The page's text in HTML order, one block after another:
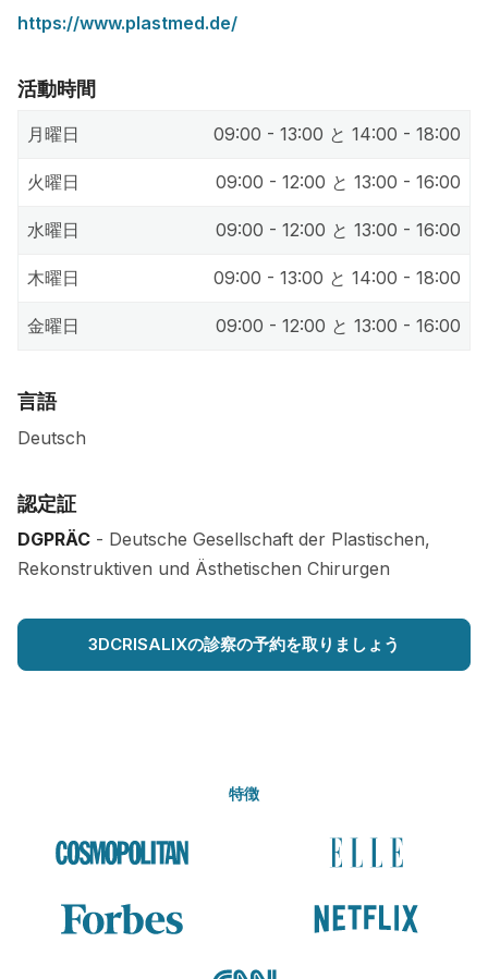
https://www.plastmed.de/
活動時間
月曜日 09:00 - 13:00 と 14:00 - 18:00
火曜日 09:00 - 12:00 と 13:00 - 16:00
水曜日 09:00 - 12:00 と 13:00 - 16:00
木曜日 09:00 - 13:00 と 14:00 - 18:00
金曜日 09:00 - 12:00 と 13:00 - 16:00
言語
Deutsch
認定証
DGPRÄC - Deutsche Gesellschaft der Plastischen,
Rekonstruktiven und Ästhetischen Chirurgen
3DCRISALIXの診察の予約を取りましょう
特徴